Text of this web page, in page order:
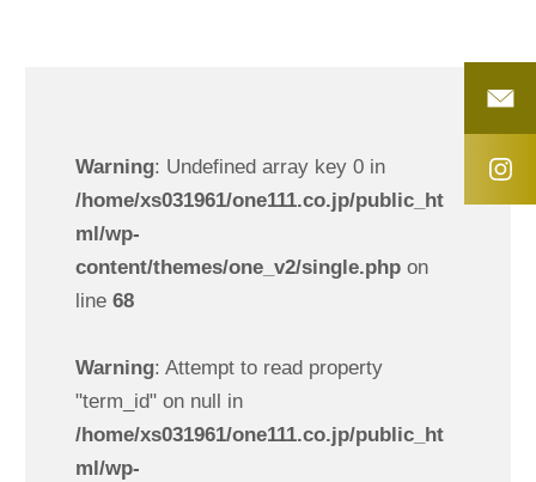
Warning: Undefined array key 0 in
/home/xs031961/one111.co.jp/public_ht
ml/wp-
content/themes/one_v2/single.phpon
line 68
Warning: Attempt to read property
"term_id" on null in
/home/xs031961/one111.co.jp/public_ht
ml/wp-